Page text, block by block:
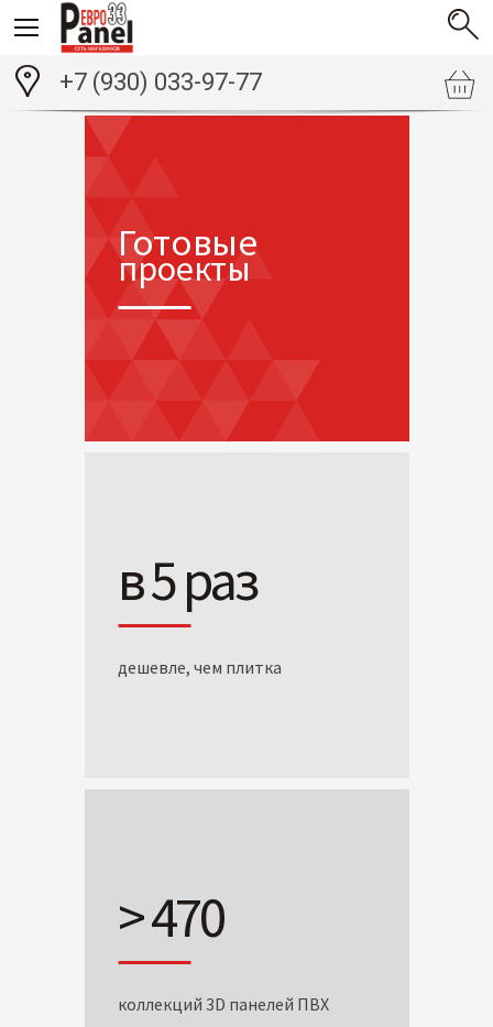
+7 (930) 033-97-77
Готовые
проекты
в 5 раз
дешевле, чем плитка
> 470
коллекций 3D панелей ПВХ